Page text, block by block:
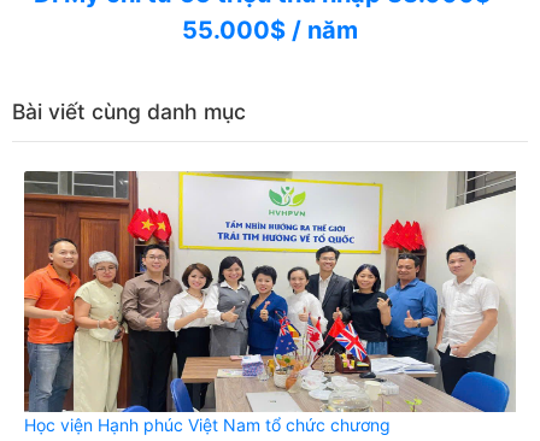
55.000$ / năm
Bài viết cùng danh mục
Học viện Hạnh phúc Việt Nam tổ chức chương